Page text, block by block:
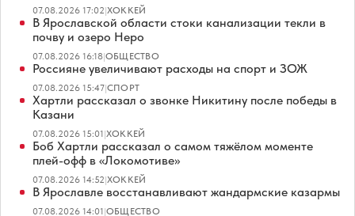
07.08.2026 17:02|ХОККЕЙ
В Ярославской области стоки канализации текли в
почву и озеро Неро
07.08.2026 16:18|ОБЩЕСТВО
Россияне увеличивают расходы на спорт и ЗОЖ
07.08.2026 15:47|СПОРТ
Хартли рассказал о звонке Никитину после победы в
Казани
07.08.2026 15:01|ХОККЕЙ
Боб Хартли рассказал о самом тяжёлом моменте
плей-офф в «Локомотиве»
07.08.2026 14:52|ХОККЕЙ
В Ярославле восстанавливают жандармские казармы
07.08.2026 14:01|ОБЩЕСТВО